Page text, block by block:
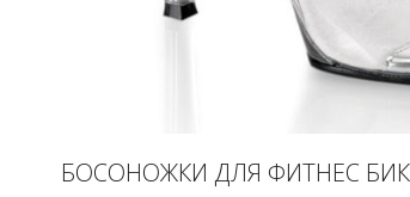
БОСОНОЖКИ ДЛЯ ФИТНЕС